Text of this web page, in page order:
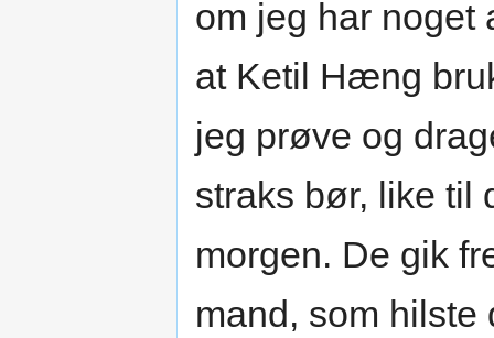
om jeg har noget
at Ketil Hæng
jeg prøve og
straks bør, like til
morgen. De gik
mand, som hilste